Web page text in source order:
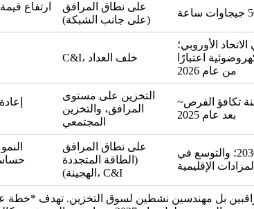
ارتفاع
على نطاق المرافق
(على جانب الشبكة)
C&I، خلف العداد
الأوروبي؛
الكهروضوئية اعتبارًا
من عام 2026
التخزين على مستوى
المرافق، والتخزين
المجتمعي
~حوالي 59 جيجاوات/ساعة من التركيبات؛ تكييف قاعدة لجنة تكافؤ الفرص
بعد عام 2025
على نطاق المرافق
(الطاقة المتجددة
الهجينة)، C&I
البرازيل تستهدف 15 جيجاوات ساعة بحلول عام 2030؛ والتوسع في
المزادات الإقليمية